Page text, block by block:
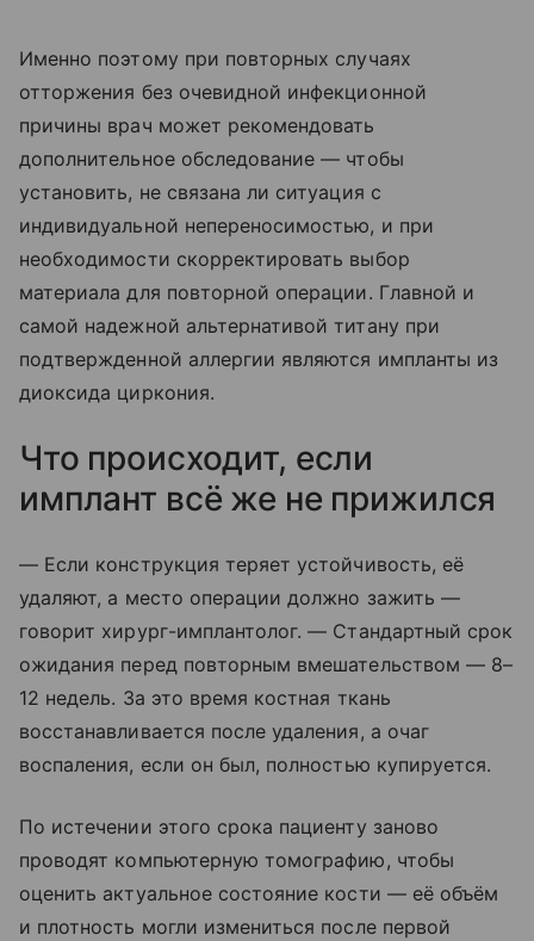
Именно поэтому при повторных случаях
отторжения без очевидной инфекционной
причины врач может рекомендовать
дополнительное обследование — чтобы
установить, не связана ли ситуация с
индивидуальной непереносимостью, и при
необходимости скорректировать выбор
материала для повторной операции. Главной и
самой надежной альтернативой титану при
подтвержденной аллергии являются импланты из
диоксида циркония.
Что происходит, если
имплант всё же не прижился
— Если конструкция теряет устойчивость, её
удаляют, а место операции должно зажить —
говорит хирург-имплантолог. — Стандартный срок
ожидания перед повторным вмешательством — 8–
12 недель. За это время костная ткань
восстанавливается после удаления, а очаг
воспаления, если он был, полностью купируется.
По истечении этого срока пациенту заново
проводят компьютерную томографию, чтобы
оценить актуальное состояние кости — её объём
и плотность могли измениться после первой